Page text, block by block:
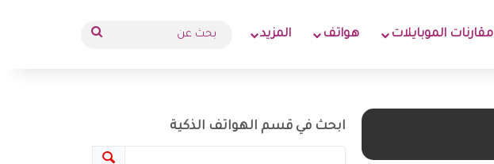
مقارنات الموبايلات هواتف المزيد بحث
ابحث في قسم الهواتف الذكية